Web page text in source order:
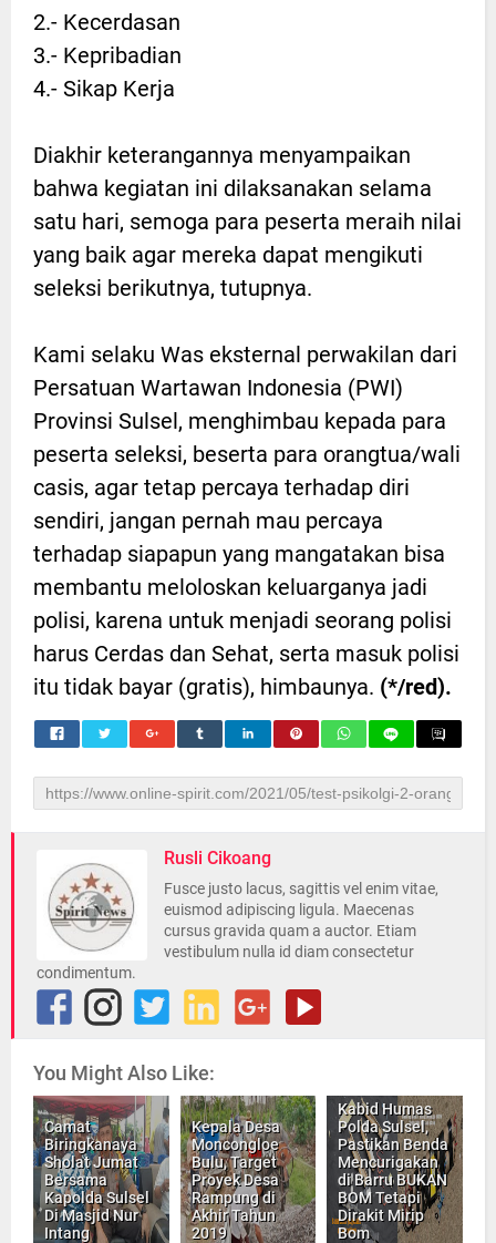
2.- Kecerdasan
3.- Kepribadian
4.- Sikap Kerja
Diakhir keterangannya menyampaikan
bahwa kegiatan ini dilaksanakan selama
satu hari, semoga para peserta meraih nilai
yang baik agar mereka dapat mengikuti
seleksi berikutnya, tutupnya.
Kami selaku Was eksternal perwakilan dari
Persatuan Wartawan Indonesia (PWI)
Provinsi Sulsel, menghimbau kepada para
peserta seleksi, beserta para orangtua/wali
casis, agar tetap percaya terhadap diri
sendiri, jangan pernah mau percaya
terhadap siapapun yang mangatakan bisa
membantu meloloskan keluarganya jadi
polisi, karena untuk menjadi seorang polisi
harus Cerdas dan Sehat, serta masuk polisi
itu tidak bayar (gratis), himbaunya. (*/red).
Rusli Cikoang
Fusce justo lacus, sagittis vel enim vitae,
euismod adipiscing ligula. Maecenas
cursus gravida quam a auctor. Etiam
vestibulum nulla id diam consectetur
condimentum.
You Might Also Like:
Camat
Biringkanaya
Sholat Jumat
Bersama
Kapolda Sulsel
Di Masjid Nur
Intang
Kepala Desa
Moncongloe
Bulu, Target
Proyek Desa
Rampung di
Akhir Tahun
2019
Kabid Humas
Polda Sulsel,
Pastikan Benda
Mencurigakan
di Barru BUKAN
BOM Tetapi
Dirakit Mirip
Bom